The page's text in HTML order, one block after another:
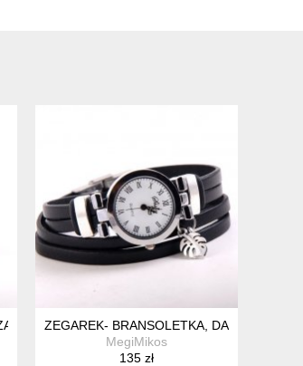
BIAŁY
ZEGAREK- BRANSOLETKA, DAMSKI,
MegiMikos
135 zł